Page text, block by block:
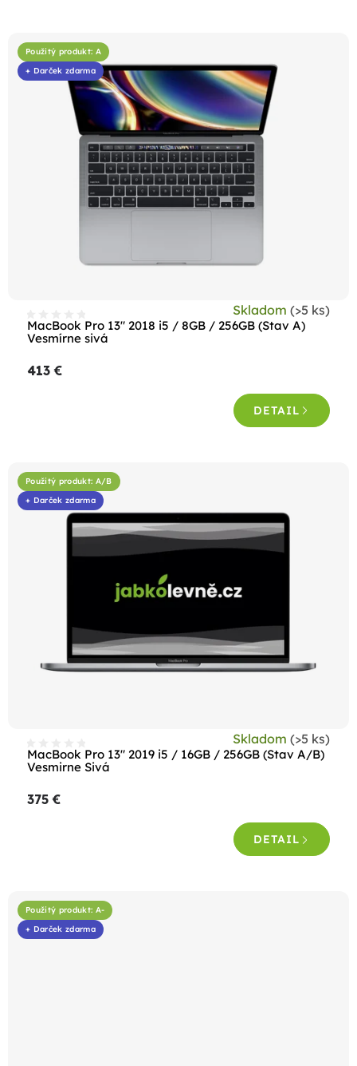
Použitý produkt: A
+ Darček zdarma
MacBook Pro 13" 2018 i5 / 8GB / 256GB (Stav A)
Vesmírne sivá
Skladom (>5 ks)
413 €
DETAIL
Použitý produkt: A/B
+ Darček zdarma
MacBook Pro 13" 2019 i5 / 16GB / 256GB (Stav A/B)
Vesmirne Sivá
Skladom (>5 ks)
375 €
DETAIL
Použitý produkt: A-
+ Darček zdarma